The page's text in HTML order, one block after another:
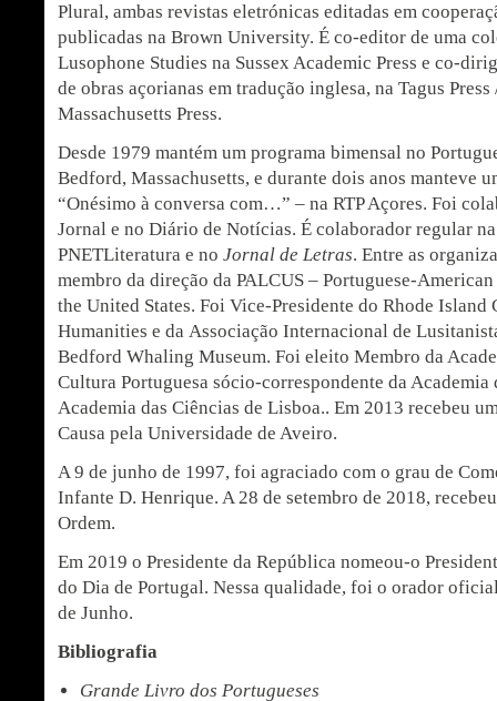
Plural, ambas revistas eletrónicas editadas em
publicadas na Brown University. É co-editor de uma
Lusophone Studies na Sussex Academic Press e co-
de obras açorianas em tradução inglesa, na Tagus
Massachusetts Press.
Desde 1979 mantém um programa bimensal no
Bedford, Massachusetts, e durante dois anos manteve
“Onésimo à conversa com…” – na RTP Açores. Foi
Jornal e no Diário de Notícias. É colaborador regular
PNETLiteratura e no Jornal de Letras. Entre as
membro da direção da PALCUS – Portuguese-
the United States. Foi Vice-Presidente do Rhode
Humanities e da Associação Internacional de
Bedford Whaling Museum. Foi eleito Membro da
Cultura Portuguesa sócio-correspondente da Academia
Academia das Ciências de Lisboa.. Em 2013 recebeu
Causa pela Universidade de Aveiro.
A 9 de junho de 1997, foi agraciado com o grau de
Infante D. Henrique. A 28 de setembro de 2018,
Ordem.
Em 2019 o Presidente da República nomeou-o
do Dia de Portugal. Nessa qualidade, foi o orador
de Junho.
Bibliografia
Grande Livro dos Portugueses